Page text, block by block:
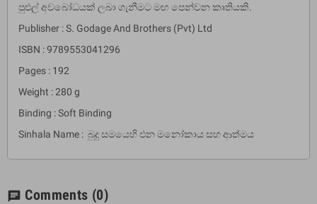
පුළුල් අවබෝධයක් ලබා ගැනීමට මඟ පෙන්වන කෘතියකි.
Publisher : S. Godage And Brothers (Pvt) Ltd
ISBN : 9789553041296
Pages : 192
Weight : 280 g
Binding : Soft Binding
Sinhala Name : බුදු සමයෙහි එන මනෝකාය සහ ආත්මය
chat Comments (0)